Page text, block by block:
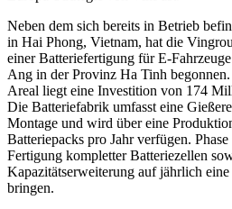
Neben dem sich bereits in Betrieb
in Hai Phong, Vietnam, hat die
einer Batteriefertigung für E-
Ang in der Provinz Ha Tinh
Areal liegt eine Investition von 174
Die Batteriefabrik umfasst eine
Montage und wird über eine
Batteriepacks pro Jahr verfügen.
Fertigung kompletter Batteriezellen
Kapazitätserweiterung auf jährlich
bringen.